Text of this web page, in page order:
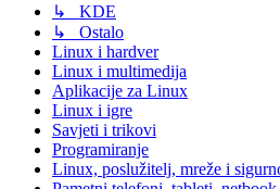
↳ KDE
↳ Ostalo
Linux i hardver
Linux i multimedija
Aplikacije za Linux
Linux i igre
Savjeti i trikovi
Programiranje
Linux, poslužitelj, mreže i